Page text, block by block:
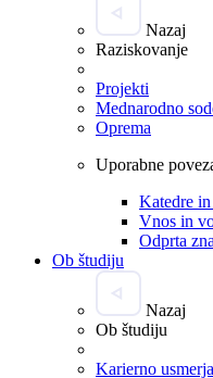
Nazaj
Raziskovanje
Projekti
Mednarodno
Oprema
Uporabne
Katedre
Vnos in
Odprta
Ob študiju
Nazaj
Ob študiju
Karierno